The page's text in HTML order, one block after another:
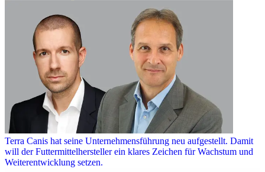
Terra Canis hat seine Unternehmensführung neu aufgestellt. Damit
will der Futtermittelhersteller ein klares Zeichen für Wachstum und
Weiterentwicklung setzen.